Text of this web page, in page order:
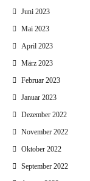
Juni 2023
Mai 2023
April 2023
März 2023
Februar 2023
Januar 2023
Dezember 2022
November 2022
Oktober 2022
September 2022